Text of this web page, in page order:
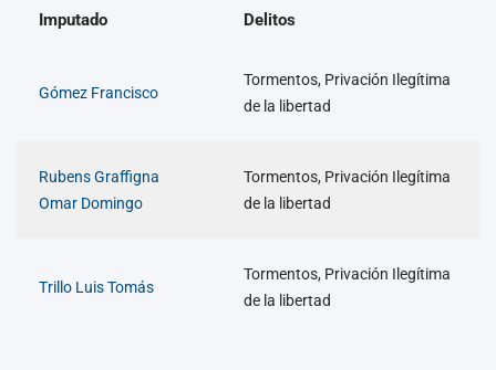
Imputado Delitos
Gómez Francisco
Tormentos, Privación Ilegítima
de la libertad
Rubens Graffigna
Omar Domingo
Tormentos, Privación Ilegítima
de la libertad
Trillo Luis Tomás
Tormentos, Privación Ilegítima
de la libertad